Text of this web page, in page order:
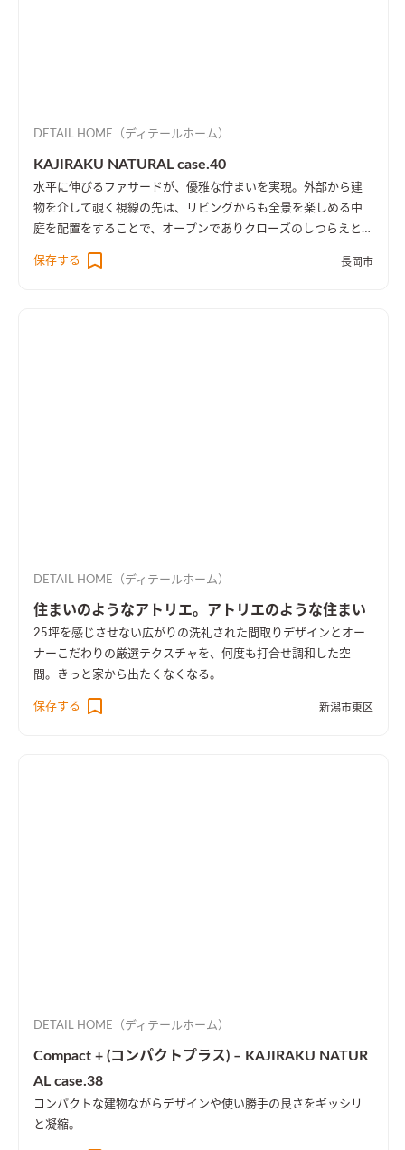
DETAIL HOME（ディテールホーム）
KAJIRAKU NATURAL case.40
水平に伸びるファサードが、優雅な佇まいを実現。外部から建
物を介して覗く視線の先は、リビングからも全景を楽しめる中
庭を配置をすることで、オープンでありクローズのしつらえとし
保存する
長岡市
DETAIL HOME（ディテールホーム）
住まいのようなアトリエ。アトリエのような住まい
25坪を感じさせない広がりの洗礼された間取りデザインとオー
ナーこだわりの厳選テクスチャを、何度も打合せ調和した空
間。きっと家から出たくなくなる。
保存する 新潟市東区
DETAIL HOME（ディテールホーム）
Compact + (コンパクトプラス) – KAJIRAKU NATUR
AL case.38
コンパクトな建物ながらデザインや使い勝手の良さをギッシリ
と凝縮。